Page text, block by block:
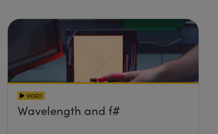
VIDÉO
Wavelength and f#